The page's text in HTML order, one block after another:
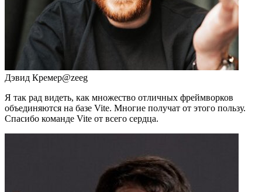
Дэвид Кремер@zeeg
Я так рад видеть, как множество отличных фреймворков
объединяются на базе Vite. Многие получат от этого пользу.
Спасибо команде Vite от всего сердца.